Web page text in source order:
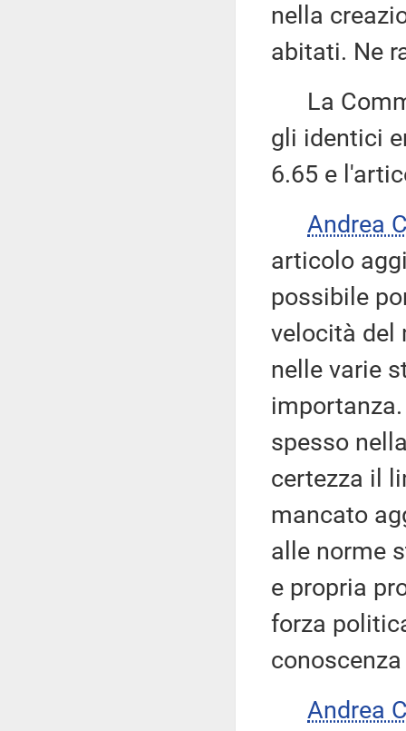
nella
abitati. Ne
La
gli identici
6.65 e
Andrea
articolo
possibile
velocità del
nelle varie
spesso
certezza il
mancato
alle norme
e propria
forza
Andrea